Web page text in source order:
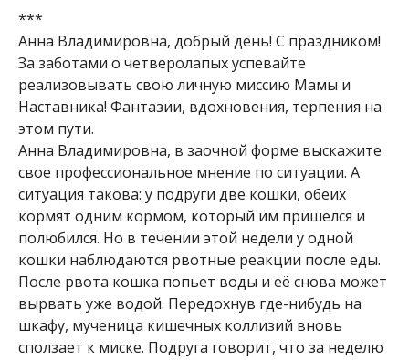
***
Анна Владимировна, добрый день! С праздником!
За заботами о четверолапых успевайте
реализовывать свою личную миссию Мамы и
Наставника! Фантазии, вдохновения, терпения на
этом пути.
Анна Владимировна, в заочной форме выскажите
свое профессиональное мнение по ситуации. А
ситуация такова: у подруги две кошки, обеих
кормят одним кормом, который им пришёлся и
полюбился. Но в течении этой недели у одной
кошки наблюдаются рвотные реакции после еды.
После рвота кошка попьет воды и её снова может
вырвать уже водой. Передохнув где-нибудь на
шкафу, мученица кишечных коллизий вновь
сползает к миске. Подруга говорит, что за неделю